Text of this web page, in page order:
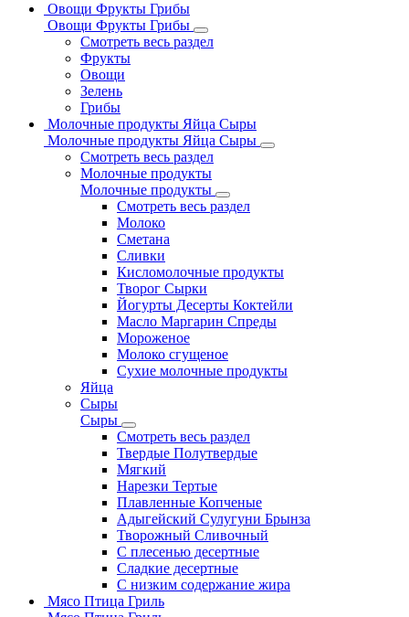
Овощи Фрукты Грибы
Овощи Фрукты Грибы
Смотреть весь раздел
Фрукты
Овощи
Зелень
Грибы
Молочные продукты Яйца Сыры
Молочные продукты Яйца Сыры
Смотреть весь раздел
Молочные продукты
Молочные продукты
Смотреть весь раздел
Молоко
Сметана
Сливки
Кисломолочные продукты
Творог Сырки
Йогурты Десерты Коктейли
Масло Маргарин Спреды
Мороженое
Молоко сгущеное
Сухие молочные продукты
Яйца
Сыры
Сыры
Смотреть весь раздел
Твердые Полутвердые
Мягкий
Нарезки Тертые
Плавленные Копченые
Адыгейский Сулугуни Брынза
Творожный Сливочный
С плесенью десертные
Сладкие десертные
С низким содержание жира
Мясо Птица Гриль